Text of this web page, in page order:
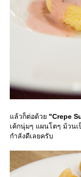
ล้วก็ต่อด้ว "Crepe
เค้กนุ่มๆ แผนโตๆ ม้วน
กำลังดีเลยครับ